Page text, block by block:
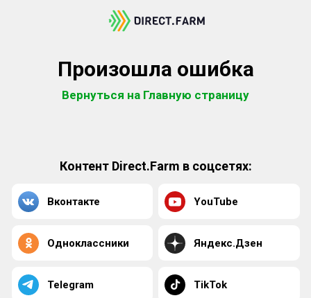
Произошла ошибка
Вернуться на Главную страницу
Контент Direct.Farm в соцсетях:
Вконтакте YouTube
Одноклассники Яндекс.Дзен
Telegram TikTok